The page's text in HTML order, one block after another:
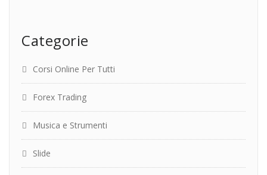
Categorie
Corsi Online Per Tutti
Forex Trading
Musica e Strumenti
Slide